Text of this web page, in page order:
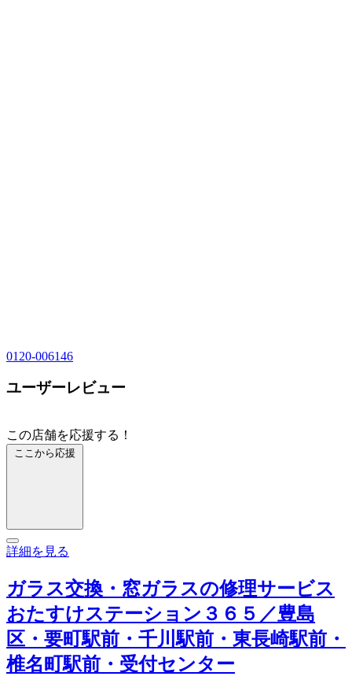
0120-006146
ユーザーレビュー
この店舗を応援する！
ここから応援
詳細を見る
ガラス交換・窓ガラスの修理サービス
おたすけステーション３６５／豊島
区・要町駅前・千川駅前・東長崎駅前・
椎名町駅前・受付センター